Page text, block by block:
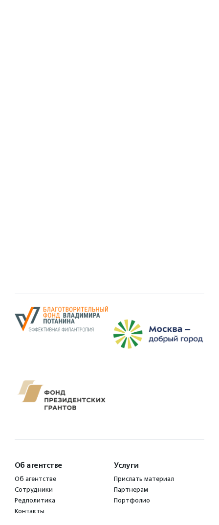
Об агентстве
Об агентстве
Сотрудники
Редполитика
Контакты
Услуги
Прислать материал
Партнерам
Портфолио